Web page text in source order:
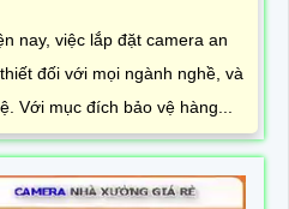
nay, việc lắp đặt camera an
đối với mọi ngành nghề, và
Với mục đích bảo vệ hàng...